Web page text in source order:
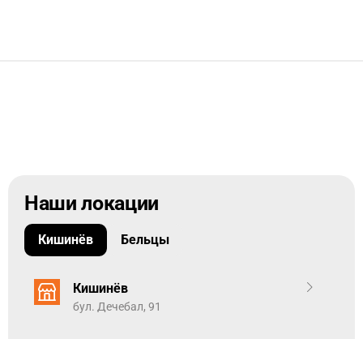
Наши локации
Кишинёв Бельцы
Кишинёв
бул. Дечебал, 91